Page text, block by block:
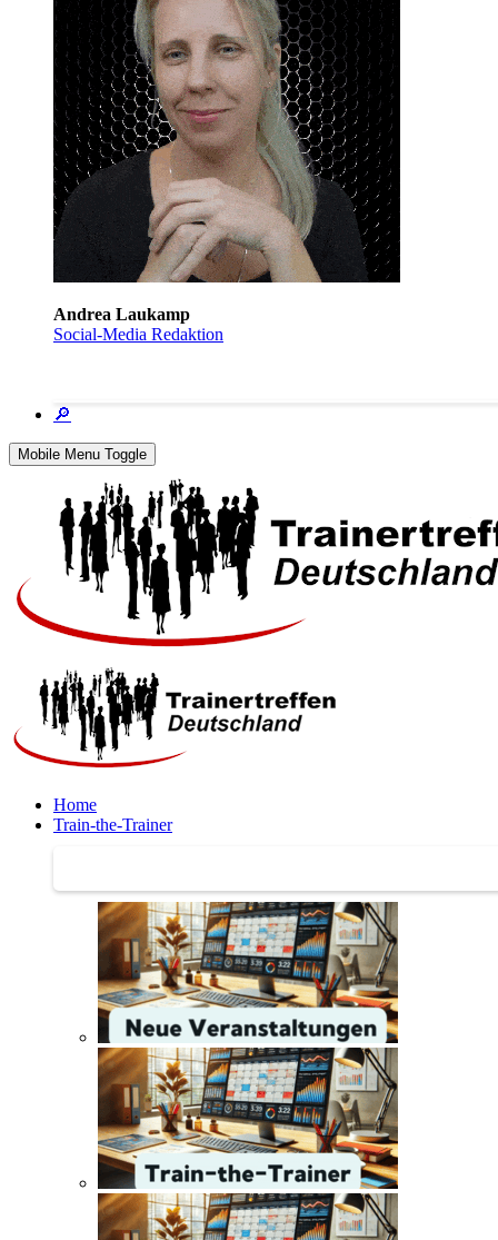
Andrea Laukamp
Social-Media Redaktion
🔎
Mobile Menu Toggle
Home
Train-the-Trainer